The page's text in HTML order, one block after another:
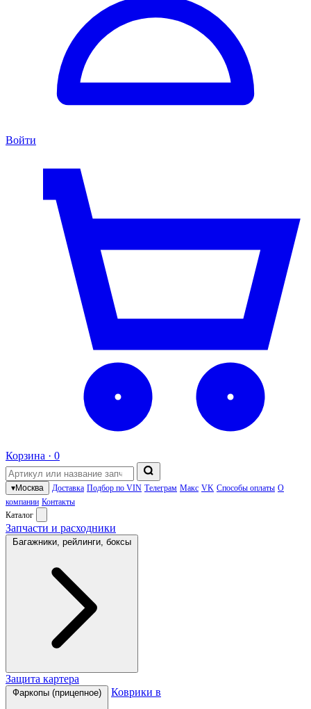
Войти
Корзина · 0
▾Москва Доставка Подбор по VIN Телеграм Макс VK Способы оплаты О
компании Контакты
Каталог
Запчасти и расходники
Багажники, рейлинги, боксы
Защита картера
Фаркопы (прицепное) Коврики в